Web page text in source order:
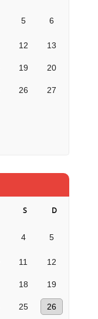
5 6
12 13
19 20
26 27
S D
4 5
11 12
18 19
25 26